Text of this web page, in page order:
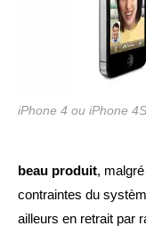
iPhone 4 ou iPhone
beau produit,
contraintes du
ailleurs en retrait par